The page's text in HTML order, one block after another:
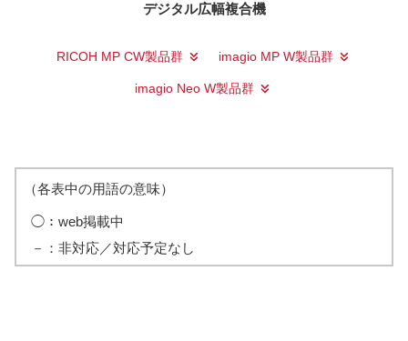
デジタル広幅複合機
RICOH MP CW製品群 imagio MP W製品群
imagio Neo W製品群
（各表中の用語の意味）
◯： web掲載中
－： 非対応／対応予定なし